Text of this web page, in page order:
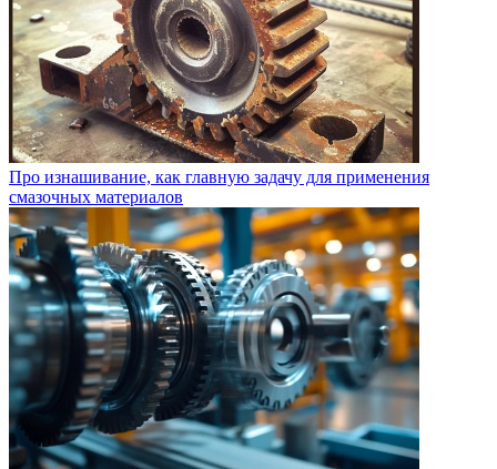
Про изнашивание, как главную задачу для применения
смазочных материалов